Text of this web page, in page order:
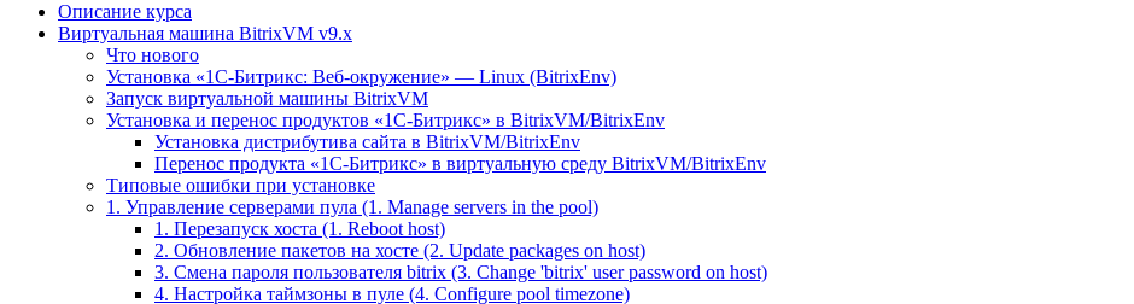
Описание курса
Виртуальная машина BitrixVM v9.x
Что нового
Установка «1С-Битрикс: Веб-окружение» — Linux (BitrixEnv)
Запуск виртуальной машины BitrixVM
Установка и перенос продуктов «1С-Битрикс» в BitrixVM/BitrixEnv
Установка дистрибутива сайта в BitrixVM/BitrixEnv
Перенос продукта «1C-Битрикс» в виртуальную среду BitrixVM/BitrixEnv
Типовые ошибки при установке
1. Управление серверами пула (1. Manage servers in the pool)
1. Перезапуск хоста (1. Reboot host)
2. Обновление пакетов на хосте (2. Update packages on host)
3. Смена пароля пользователя bitrix (3. Change 'bitrix' user password on host)
4. Настройка таймзоны в пуле (4. Configure pool timezone)